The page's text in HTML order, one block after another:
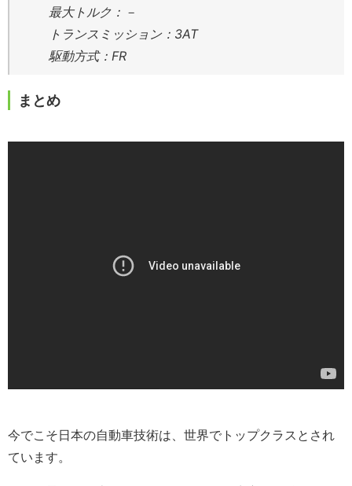
最大トルク：－
トランスミッション：3AT
駆動方式：FR
まとめ
今でこそ日本の自動車技術は、世界でトップクラスとされ
ています。